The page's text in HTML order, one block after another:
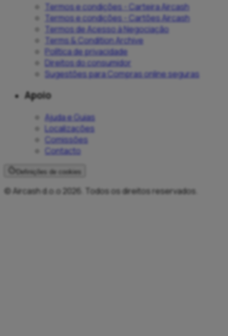
Termos e condições - Carteira Aircash
Termos e condições - Cartões Aircash
Termos de Acesso à Negociação
Terms & Condition Archive
Política de privacidade
Direitos do consumidor
Sugestões para Compras online seguras
Apoio
Ajuda e Guias
Localizações
Comissões
Contacto
Definições de cookies
© Aircash d.o.o 2026. Todos os direitos reservados.